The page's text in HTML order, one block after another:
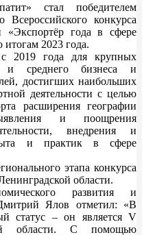
стал победителем
Всероссийского конкурса
«Экспортёр года в сфере
2023 года.
с 2019 года для крупных
и среднего бизнеса и
достигших наибольших
деятельности с целью
расширения географии
и поощрения
внедрения и
и практик в сфере
этапа конкурса
области.
развития и
Ялов отметил: «В
статус – он является V
области. С помощью